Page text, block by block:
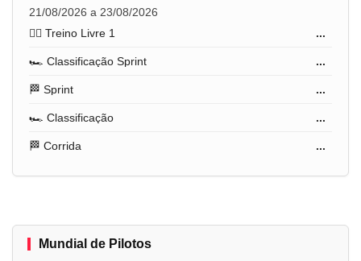
21/08/2026 a 23/08/2026
🏋️‍♂️ Treino Livre 1
...
🏎️ Classificação Sprint ...
🏁 Sprint ...
🏎️ Classificação ...
🏁 Corrida ...
Mundial de Pilotos